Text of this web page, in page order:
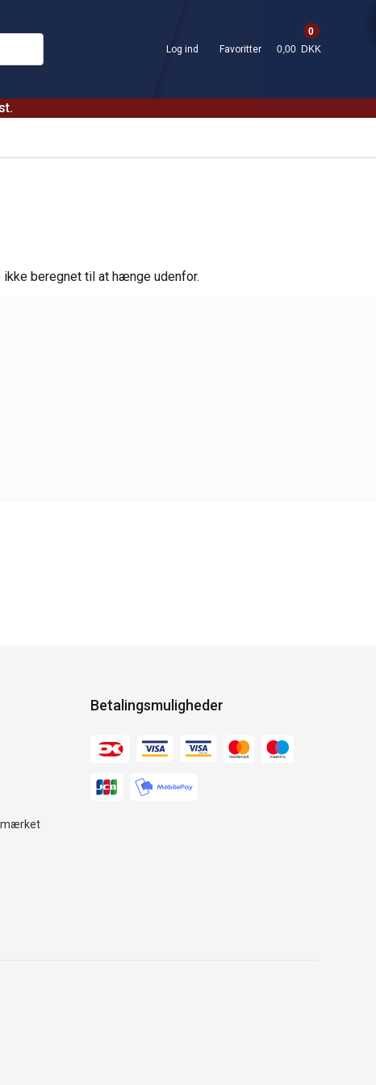
Log ind Favoritter
0
0,00 DKK
beregnet til at hænge udenfor.
mærket
Betalingsmuligheder